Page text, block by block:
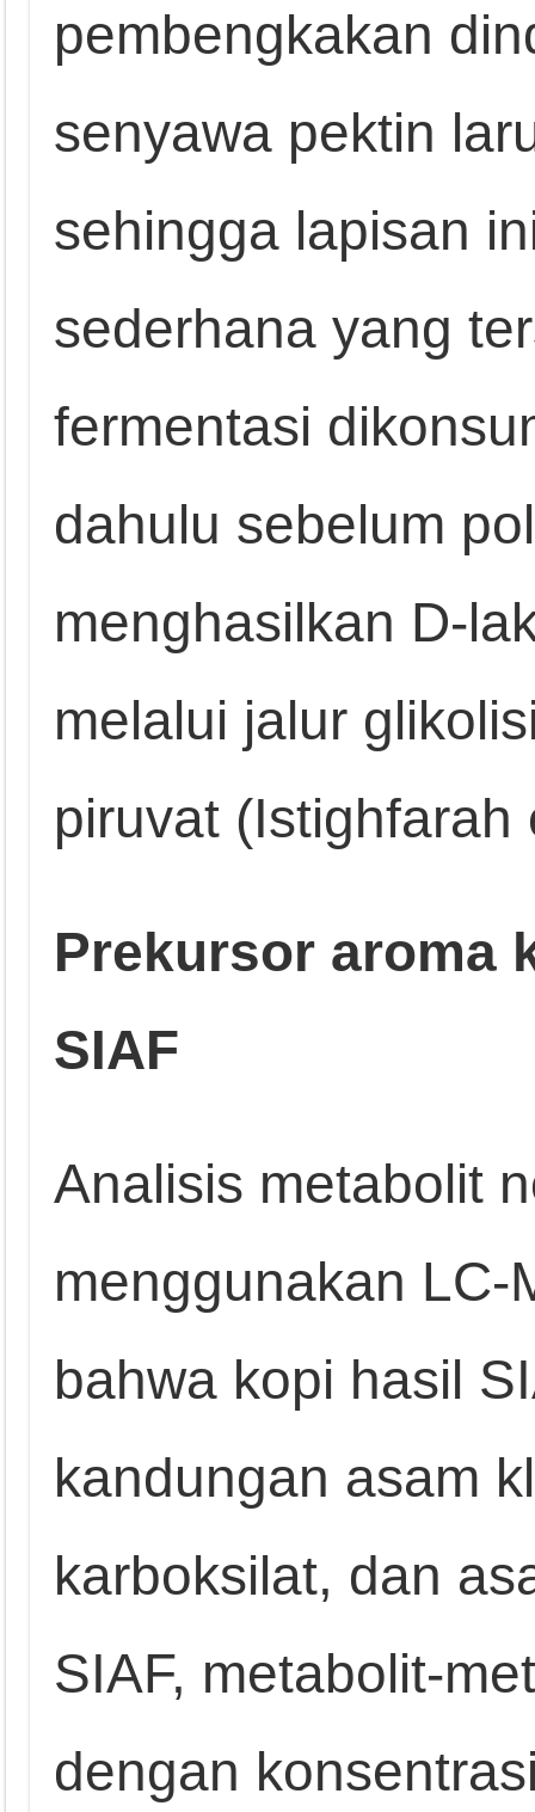
pembengkakan
senyawa pektin
sehingga lapisan
sederhana yang
fermentasi
dahulu sebelum
menghasilkan D-
melalui jalur
piruvat (Istighfarah
Prekursor aroma
SIAF
Analisis metabolit
menggunakan LC-
bahwa kopi hasil
kandungan asam
karboksilat, dan
SIAF, metabolit-
dengan